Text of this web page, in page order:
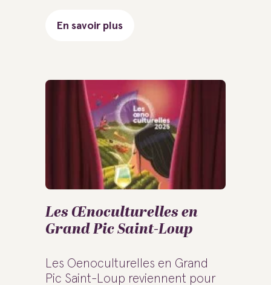
En savoir plus
Les Œnoculturelles en
Grand Pic Saint-Loup
Les Oenoculturelles en Grand
Pic Saint-Loup reviennent pour